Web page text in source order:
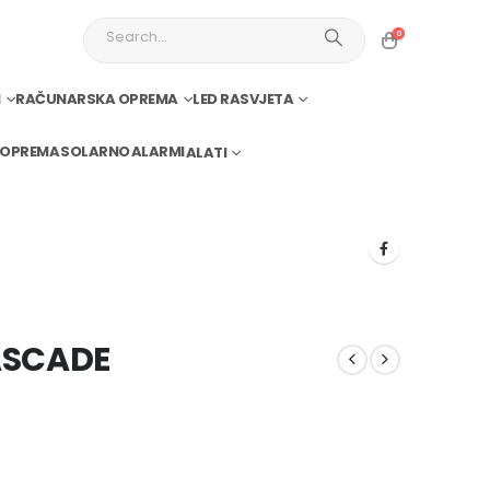
0
RAČUNARSKA OPREMA LED RASVJETA
SOLARNOALARMIALATI